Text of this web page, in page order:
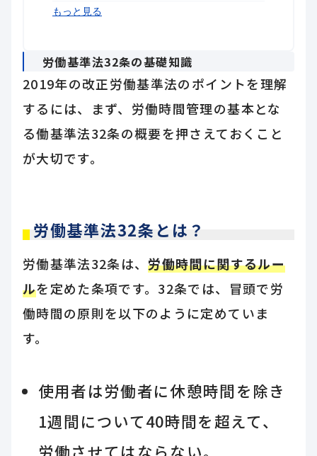
32条以外の改正労働基準法のポイント
まとめ
もっと見る
労働基準法32条の基礎知識
2019年の改正労働基準法のポイントを理解
するには、まず、労働時間管理の基本とな
る働基準法32条の概要を押さえておくこと
が大切です。
労働基準法32条とは？
労働基準法32条は、労働時間に関するルー
ルを定めた条項です。32条では、冒頭で労
働時間の原則を以下のように定めていま
す。
使用者は労働者に休憩時間を除き
1週間について40時間を超えて、
労働させてはならない。